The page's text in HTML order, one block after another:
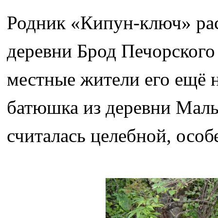
Родник «Кипун-ключ»
деревни Брод
местные жители его
батюшка из деревни
считалась целебной,